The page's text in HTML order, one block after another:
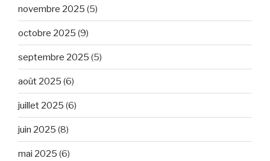
novembre 2025 (5)
octobre 2025 (9)
septembre 2025 (5)
août 2025 (6)
juillet 2025 (6)
juin 2025 (8)
mai 2025 (6)